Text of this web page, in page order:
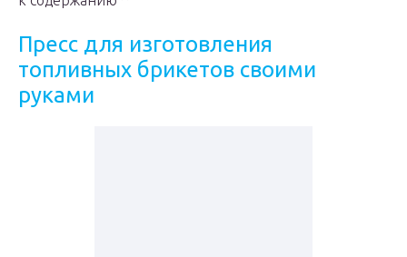
Пресс для изготовления
топливных брикетов своими
руками